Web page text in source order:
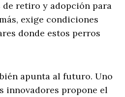
retiro y adopción para
exige condiciones
donde estos perros
apunta al futuro. Uno
innovadores propone el